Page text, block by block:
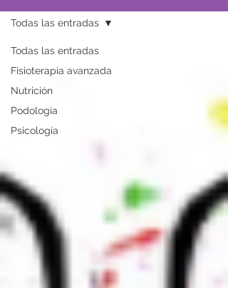
Todas las entradas
Fisioterapia avanzada
Nutrición
Podología
Psicología
Todas las entradas